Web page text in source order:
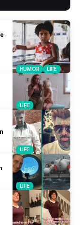
HUMOR LIFE
LIFE
LIFE
LIFE